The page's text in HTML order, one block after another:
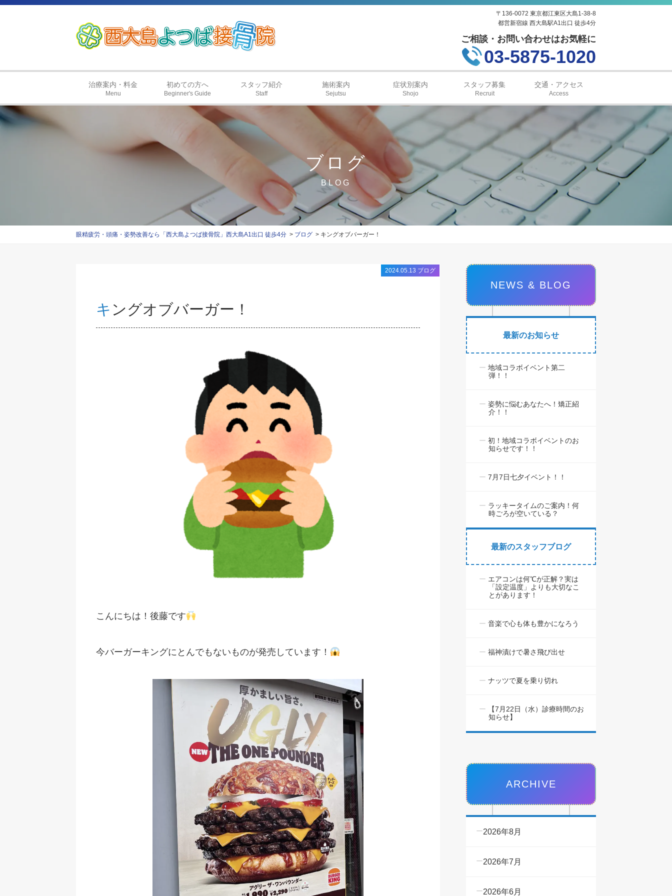
〒136-0072 東京都江東区大島1-38-8
都営新宿線 西大島駅A1出口 徒歩4分
ご相談・お問い合わせはお気軽に
03-5875-1020
治療案内・料金
Menu
初めての方へ
Beginner's Guide
スタッフ紹介
Staff
施術案内
Sejutsu
症状別案内
Shojo
スタッフ募集
Recruit
交通・アクセス
Access
ブログ
BLOG
眼精疲労・頭痛・姿勢改善なら「西大島よつば接骨院」西大島A1出口 徒歩4分 ブログ キングオブバーガー！
2024.05.13 ブログ
キングオブバーガー！
こんにちは！後藤です
今バーガーキングにとんでもないものが発売しています！
NEWS & BLOG
最新のお知らせ
地域コラボイベント第二
弾！！
姿勢に悩むあなたへ！矯正紹
介！！
初！地域コラボイベントのお
知らせです！！
7月7日七夕イベント！！
ラッキータイムのご案内！何
時ごろが空いている？
最新のスタッフブログ
エアコンは何℃が正解？実は
「設定温度」よりも大切なこ
とがあります！
音楽で心も体も豊かになろう
福神漬けで暑さ飛び出せ
ナッツで夏を乗り切れ
【7月22日（水）診療時間のお
知らせ】
ARCHIVE
2026年8月
2026年7月
2026年6月